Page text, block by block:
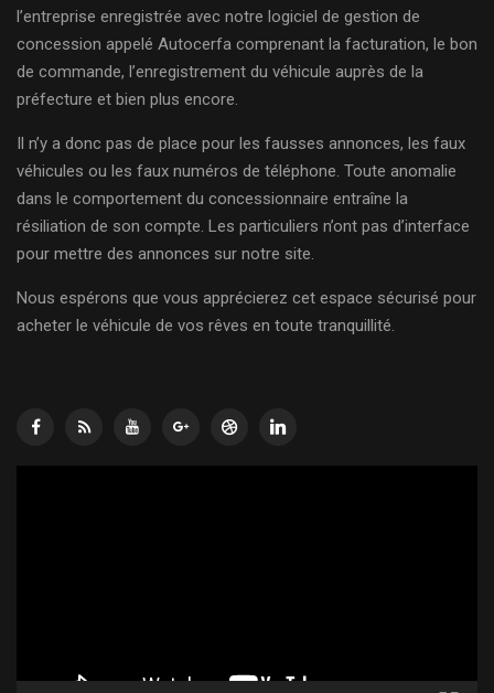
l’entreprise enregistrée avec notre logiciel de gestion de
concession appelé Autocerfa comprenant la facturation, le bon
de commande, l’enregistrement du véhicule auprès de la
préfecture et bien plus encore.
Il n’y a donc pas de place pour les fausses annonces, les faux
véhicules ou les faux numéros de téléphone. Toute anomalie
dans le comportement du concessionnaire entraîne la
résiliation de son compte. Les particuliers n’ont pas d’interface
pour mettre des annonces sur notre site.
Nous espérons que vous apprécierez cet espace sécurisé pour
acheter le véhicule de vos rêves en toute tranquillité.